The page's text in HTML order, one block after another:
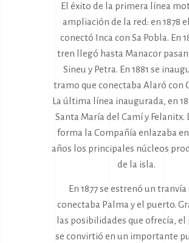
El éxito de la primera línea
ampliación de la red: en 1878
conectó Inca con Sa Pobla. En
tren llegó hasta Manacor
Sineu y Petra. En 1881 se
tramo que conectaba Alaró con
La última línea inaugurada, en
Santa María del Camí y Felanitx.
forma la Compañía enlazaba
años los principales núcleos
de la isla.
En 1877 se estrenó un tranvía
conectaba Palma y el puerto.
las posibilidades que ofrecía,
se convirtió en un importante